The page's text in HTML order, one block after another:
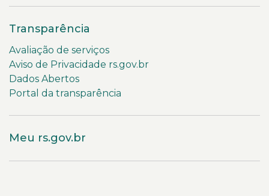
Transparência
Avaliação de serviços
Aviso de Privacidade rs.gov.br
Dados Abertos
Portal da transparência
Meu rs.gov.br